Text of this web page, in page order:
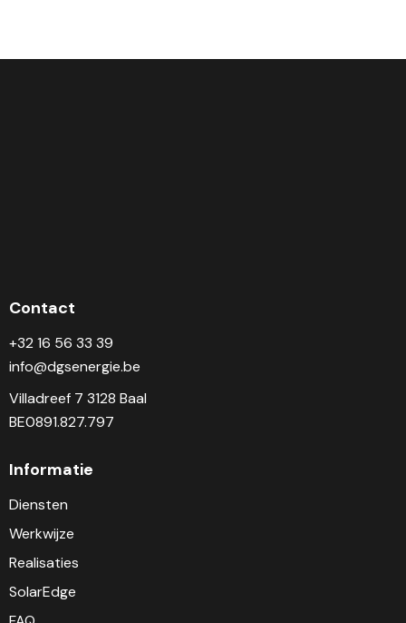
Contact
+32 16 56 33 39
info@dgsenergie.be
Villadreef 7 3128 Baal
BE0891.827.797
Informatie
Diensten
Werkwijze
Realisaties
SolarEdge